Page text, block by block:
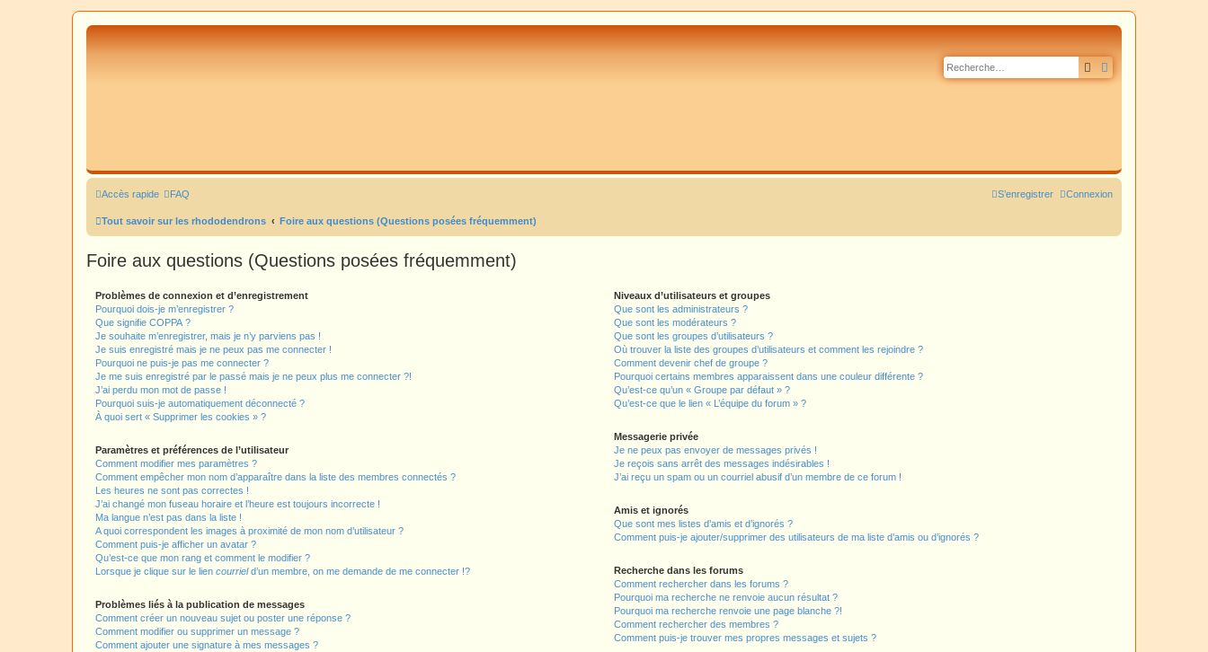
Rechercher
Accès rapide FAQ Connexion
S’enregistrer
Tout savoir sur les rhododendrons Foire aux questions (Questions posées fréquemment)
Foire aux questions (Questions posées fréquemment)
Problèmes de connexion et d’enregistrement
Pourquoi dois-je m’enregistrer ?
Que signifie COPPA ?
Je souhaite m’enregistrer, mais je n’y parviens pas !
Je suis enregistré mais je ne peux pas me connecter !
Pourquoi ne puis-je pas me connecter ?
Je me suis enregistré par le passé mais je ne peux plus me connecter ?!
J’ai perdu mon mot de passe !
Pourquoi suis-je automatiquement déconnecté ?
À quoi sert « Supprimer les cookies » ?
Paramètres et préférences de l’utilisateur
Comment modifier mes paramètres ?
Comment empêcher mon nom d’apparaître dans la liste des membres connectés ?
Les heures ne sont pas correctes !
J’ai changé mon fuseau horaire et l’heure est toujours incorrecte !
Ma langue n’est pas dans la liste !
A quoi correspondent les images à proximité de mon nom d’utilisateur ?
Comment puis-je afficher un avatar ?
Qu’est-ce que mon rang et comment le modifier ?
Lorsque je clique sur le lien courrield’un membre, on me demande de me connecter !?
Problèmes liés à la publication de messages
Comment créer un nouveau sujet ou poster une réponse ?
Comment modifier ou supprimer un message ?
Comment ajouter une signature à mes messages ?
Niveaux d’utilisateurs et groupes
Que sont les administrateurs ?
Que sont les modérateurs ?
Que sont les groupes d’utilisateurs ?
Où trouver la liste des groupes d’utilisateurs et comment les rejoindre ?
Comment devenir chef de groupe ?
Pourquoi certains membres apparaissent dans une couleur différente ?
Qu’est-ce qu’un « Groupe par défaut » ?
Qu’est-ce que le lien « L’équipe du forum » ?
Messagerie privée
Je ne peux pas envoyer de messages privés !
Je reçois sans arrêt des messages indésirables !
J’ai reçu un spam ou un courriel abusif d’un membre de ce forum !
Amis et ignorés
Que sont mes listes d’amis et d’ignorés ?
Comment puis-je ajouter/supprimer des utilisateurs de ma liste d’amis ou d’ignorés ?
Recherche dans les forums
Comment rechercher dans les forums ?
Pourquoi ma recherche ne renvoie aucun résultat ?
Pourquoi ma recherche renvoie une page blanche ?!
Comment rechercher des membres ?
Comment puis-je trouver mes propres messages et sujets ?